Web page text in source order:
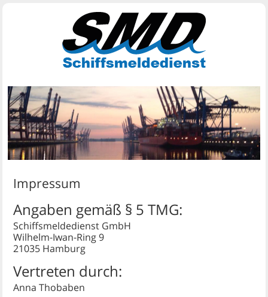
Impressum
Angaben gemäß § 5 TMG:
Schiffsmeldedienst GmbH
Wilhelm-Iwan-Ring 9
21035 Hamburg
Vertreten durch:
Anna Thobaben